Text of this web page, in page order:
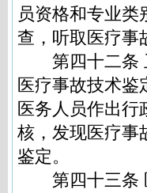
员资格和专业
查，听取医疗事
第四十二条
医疗事故技术
医务人员作出
核，发现医疗事
鉴定。
第四十三条